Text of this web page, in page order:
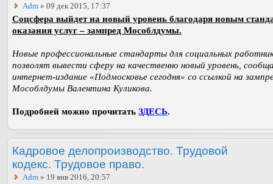
Adm » 09 дек 2015, 17:37
Соцсфера выйдет на новый уровень благодаря новым
оказания услуг – зампред Мособлдумы.
Новые профессиональные стандарты для социальных
позволят вывести сферу на качественно новый уровень,
интернет-издание «Подмосковье сегодня» со ссылкой на
Мособлдумы Валентина Куликова.
Подробней можно прочитать ЗДЕСЬ.
Кадровое делопроизводство. Трудовой
кодекс. Трудовое право.
Adm » 19 янв 2016, 20:57